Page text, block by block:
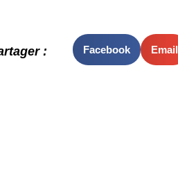
: Facebook Email